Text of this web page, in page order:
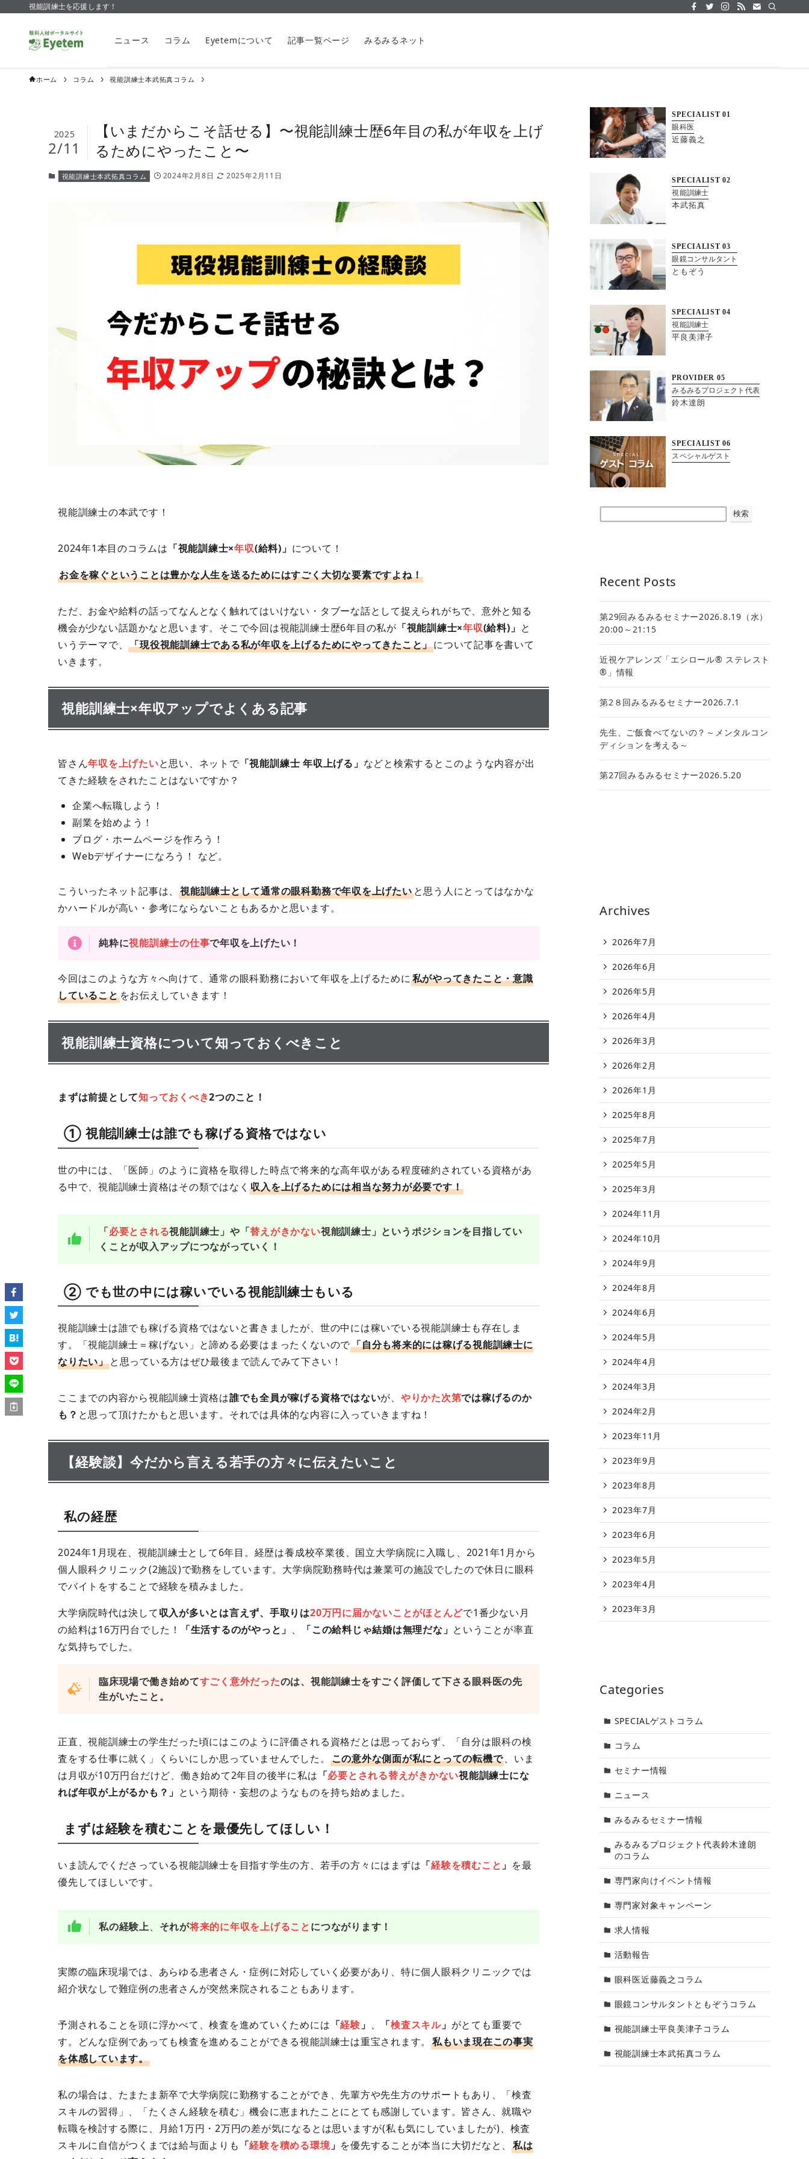
視能訓練士を応援します！
ニュース コラム Eyetemについて 記事一覧ページ みるみるネット
ホーム コラム 視能訓練士本武拓真コラム
【いまだからこそ話せる】〜視能訓練士歴6年目の私が年収を上げ
るためにやったこと〜
2025
2/11
視能訓練士本武拓真コラム 2024年2月8日 2025年2月11日
視能訓練士の本武です！
2024年1本目のコラムは 「視能訓練士×年収(給料)」 について！
お金を稼ぐということは豊かな人生を送るためにはすごく大切な要素ですよね！
ただ、お金や給料の話ってなんとなく触れてはいけない・タブーな話として捉えられがちで、意外と知る
機会が少ない話題かなと思います。そこで今回は視能訓練士歴6年目の私が 「視能訓練士×年収(給料)」 と
いうテーマで、「現役視能訓練士である私が年収を上げるためにやってきたこと」について記事を書いて
いきます。
視能訓練士×年収アップでよくある記事
皆さん年収を上げたいと思い、ネットで 「視能訓練士 年収上げる」 などと検索するとこのような内容が出
てきた経験をされたことはないですか？
企業へ転職しよう！
副業を始めよう！
ブログ・ホームページを作ろう！
Webデザイナーになろう！ など。
こういったネット記事は、視能訓練士として通常の眼科勤務で年収を上げたいと思う人にとってはなかな
かハードルが高い・参考にならないこともあるかと思います。
純粋に視能訓練士の仕事で年収を上げたい！
今回はこのような方々へ向けて、通常の眼科勤務において年収を上げるために私がやってきたこと・意識
していることをお伝えしていきます！
視能訓練士資格について知っておくべきこと
まずは前提として知っておくべき2つのこと！
① 視能訓練士は誰でも稼げる資格ではない
世の中には、「医師」のように資格を取得した時点で将来的な高年収がある程度確約されている資格があ
る中で、視能訓練士資格はその類ではなく収入を上げるためには相当な努力が必要です！
「必要とされる視能訓練士」や「替えがきかない視能訓練士」というポジションを目指してい
くことが収入アップにつながっていく！
② でも世の中には稼いでいる視能訓練士もいる
視能訓練士は誰でも稼げる資格ではないと書きましたが、世の中には稼いでいる視能訓練士も存在しま
す。「視能訓練士＝稼げない」と諦める必要はまったくないので「自分も将来的には稼げる視能訓練士に
なりたい」と思っている方はぜひ最後まで読んでみて下さい！
ここまでの内容から視能訓練士資格は誰でも全員が稼げる資格ではないが、 やりかた次第では稼げるのか
も？ と思って頂けたかもと思います。それでは具体的な内容に入っていきますね！
【経験談】今だから言える若手の方々に伝えたいこと
私の経歴
2024年1月現在、視能訓練士として6年目。経歴は養成校卒業後、国立大学病院に入職し、2021年1月から
個人眼科クリニック(2施設)で勤務をしています。大学病院勤務時代は兼業可の施設でしたので休日に眼科
でバイトをすることで経験を積みました。
大学病院時代は決して収入が多いとは言えず、手取りは20万円に届かないことがほとんどで1番少ない月
の給料は16万円台でした！
「生活するのがやっと」 、 「この給料じゃ結婚は無理だな」 ということが率直
な気持ちでした。
臨床現場で働き始めてすごく意外だったのは、視能訓練士をすごく評価して下さる眼科医の先
生がいたこと。
正直、視能訓練士の学生だった頃にはこのように評価される資格だとは思っておらず、「自分は眼科の検
査をする仕事に就く」くらいにしか思っていませんでした。 この意外な側面が私にとっての転機で、いま
は月収が10万円台だけど、働き始めて2年目の後半に私は 「必要とされる替えがきかない視能訓練士にな
れば年収が上がるかも？」 という期待・妄想のようなものを持ち始めました。
まずは経験を積むことを最優先してほしい！
いま読んでくださっている視能訓練士を目指す学生の方、若手の方々にはまずは 「経験を積むこと 」 を最
優先してほしいです。
私の経験上、 それが将来的に年収を上げることにつながります！
実際の臨床現場では、あらゆる患者さん・症例に対応していく必要があり、特に個人眼科クリニックでは
紹介状なしで難症例の患者さんが突然来院されることもあります。
予測されることを頭に浮かべて、検査を進めていくためには 「経験 」 、 「検査スキル」 がとても重要で
す。どんな症例であっても検査を進めることができる視能訓練士は重宝されます。私もいま現在この事実
を体感しています。
私の場合は、たまたま新卒で大学病院に勤務することができ、先輩方や先生方のサポートもあり、「検査
スキルの習得」、「たくさん経験を積む」機会に恵まれたことにとても感謝しています。皆さん、就職や
転職を検討する際に、月給1万円・2万円の差が気になるとは思いますが(私も気にしていましたが)、検査
スキルに自信がつくまでは給与面よりも 「経験を積める環境」 を優先することが本当に大切だなと、私は
SPECIALIST 01
眼科医
近藤義之
SPECIALIST 02
視能訓練士
本武拓真
SPECIALIST 03
眼鏡コンサルタント
ともぞう
SPECIALIST 04
視能訓練士
平良美津子
PROVIDER 05
みるみるプロジェクト代表
鈴木達朗
SPECIALIST 06
スペシャルゲスト
検索
Recent Posts
第29回みるみるセミナー2026.8.19（水）
20:00～21:15
近視ケアレンズ「エシロール® ステレスト
®」情報
第2８回みるみるセミナー2026.7.1
先生、ご飯食べてないの？～メンタルコン
ディションを考える～
第27回みるみるセミナー2026.5.20
Archives
2026年7月
2026年6月
2026年5月
2026年4月
2026年3月
2026年2月
2026年1月
2025年8月
2025年7月
2025年5月
2025年3月
2024年11月
2024年10月
2024年9月
2024年8月
2024年6月
2024年5月
2024年4月
2024年3月
2024年2月
2023年11月
2023年9月
2023年8月
2023年7月
2023年6月
2023年5月
2023年4月
2023年3月
Categories
SPECIALゲストコラム
コラム
セミナー情報
ニュース
みるみるセミナー情報
みるみるプロジェクト代表鈴木達朗
のコラム
専門家向けイベント情報
専門家対象キャンペーン
求人情報
活動報告
眼科医近藤義之コラム
眼鏡コンサルタントともぞうコラム
視能訓練士平良美津子コラム
視能訓練士本武拓真コラム